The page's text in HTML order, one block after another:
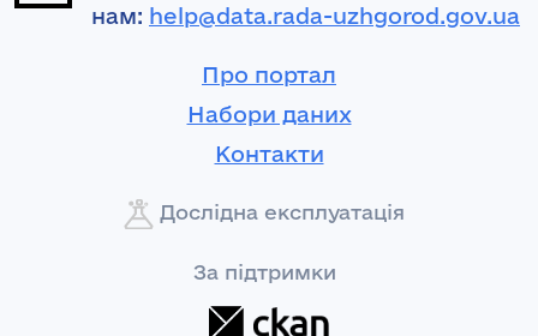
нам: help@data.rada-uzhgorod.gov.ua
Про портал
Набори даних
Контакти
Дослідна експлуатація
За підтримки